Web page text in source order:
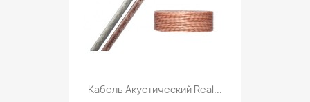
Кабель Акустический Real...